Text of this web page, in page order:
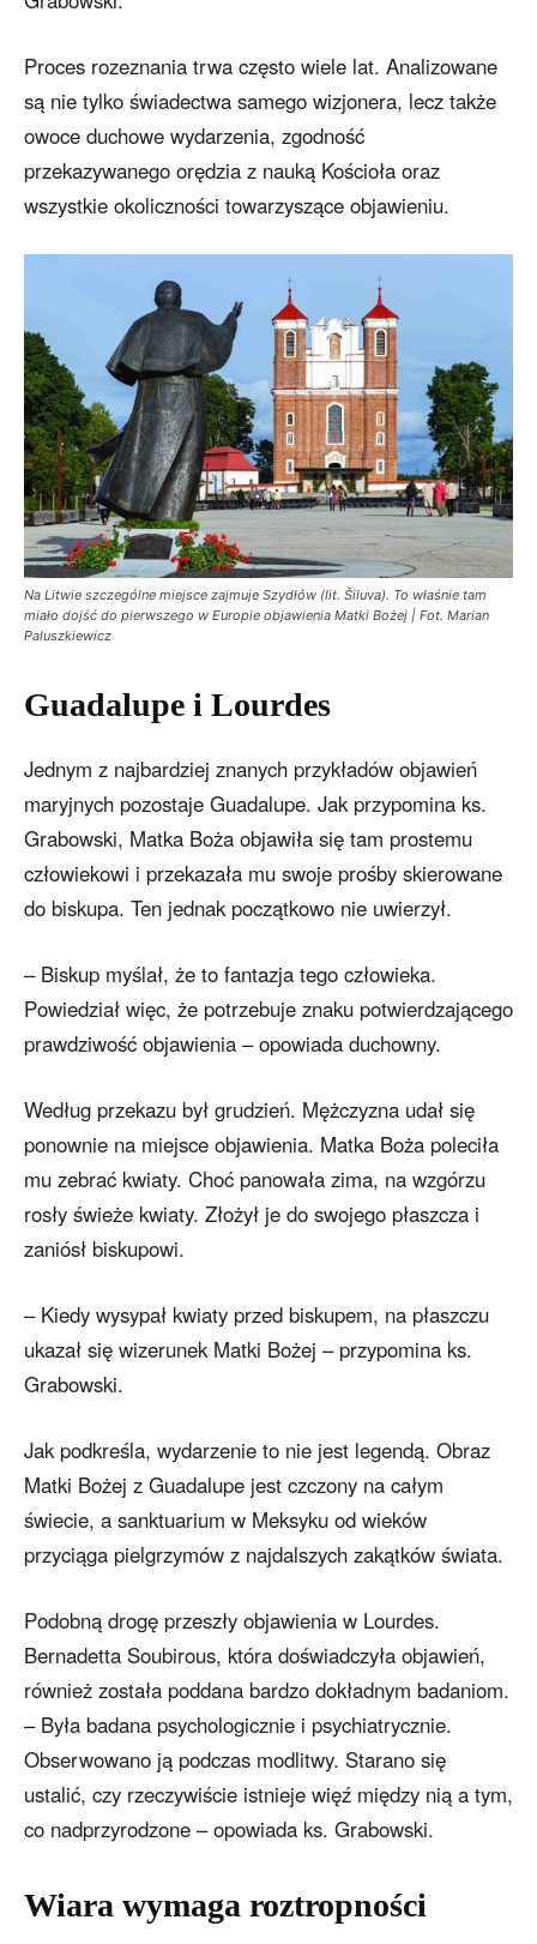
Proces rozeznania trwa często wiele lat. Analizowane
są nie tylko świadectwa samego wizjonera, lecz także
owoce duchowe wydarzenia, zgodność
przekazywanego orędzia z nauką Kościoła oraz
wszystkie okoliczności towarzyszące objawieniu.
Na Litwie szczególne miejsce zajmuje Szydłów (lit. Šiluva). To właśnie tam
miało dojść do pierwszego w Europie objawienia Matki Bożej | Fot. Marian
Paluszkiewicz
Guadalupe i Lourdes
Jednym z najbardziej znanych przykładów objawień
maryjnych pozostaje Guadalupe. Jak przypomina ks.
Grabowski, Matka Boża objawiła się tam prostemu
człowiekowi i przekazała mu swoje prośby skierowane
do biskupa. Ten jednak początkowo nie uwierzył.
– Biskup myślał, że to fantazja tego człowieka.
Powiedział więc, że potrzebuje znaku potwierdzającego
prawdziwość objawienia – opowiada duchowny.
Według przekazu był grudzień. Mężczyzna udał się
ponownie na miejsce objawienia. Matka Boża poleciła
mu zebrać kwiaty. Choć panowała zima, na wzgórzu
rosły świeże kwiaty. Złożył je do swojego płaszcza i
zaniósł biskupowi.
– Kiedy wysypał kwiaty przed biskupem, na płaszczu
ukazał się wizerunek Matki Bożej – przypomina ks.
Grabowski.
Jak podkreśla, wydarzenie to nie jest legendą. Obraz
Matki Bożej z Guadalupe jest czczony na całym
świecie, a sanktuarium w Meksyku od wieków
przyciąga pielgrzymów z najdalszych zakątków świata.
Podobną drogę przeszły objawienia w Lourdes.
Bernadetta Soubirous, która doświadczyła objawień,
również została poddana bardzo dokładnym badaniom.
– Była badana psychologicznie i psychiatrycznie.
Obserwowano ją podczas modlitwy. Starano się
ustalić, czy rzeczywiście istnieje więź między nią a tym,
co nadprzyrodzone – opowiada ks. Grabowski.
Wiara wymaga roztropności